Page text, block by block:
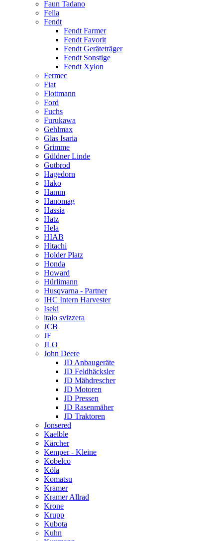
Faun Tadano
Fella
Fendt
Fendt Farmer
Fendt Favorit
Fendt Geräteträger
Fendt Sonstige
Fendt Xylon
Fermec
Fiat
Flottmann
Ford
Fuchs
Furukawa
Gehlmax
Glas Isaria
Grimme
Güldner Linde
Gutbrod
Hagedorn
Hako
Hamm
Hanomag
Hassia
Hatz
Hela
HIAB
Hitachi
Holder Platz
Honda
Howard
Hürlimann
Husqvarna - Partner
IHC Intern Harvester
Iseki
italo svizzera
JCB
JF
JLO
John Deere
JD Anbaugeräte
JD Feldhäcksler
JD Mähdrescher
JD Motoren
JD Pressen
JD Rasenmäher
JD Traktoren
Jonsered
Kaelble
Kärcher
Kemper - Kleine
Kobelco
Köla
Komatsu
Kramer
Kramer Allrad
Krone
Krupp
Kubota
Kuhn